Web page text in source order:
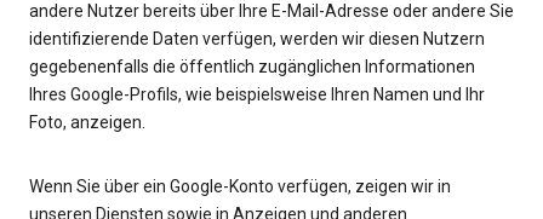
andere Nutzer bereits über Ihre E-Mail-Adresse oder andere Sie
identifizierende Daten verfügen, werden wir diesen Nutzern
gegebenenfalls die öffentlich zugänglichen Informationen
Ihres Google-Profils, wie beispielsweise Ihren Namen und Ihr
Foto, anzeigen.
Wenn Sie über ein Google-Konto verfügen, zeigen wir in
unseren Diensten sowie in Anzeigen und anderen